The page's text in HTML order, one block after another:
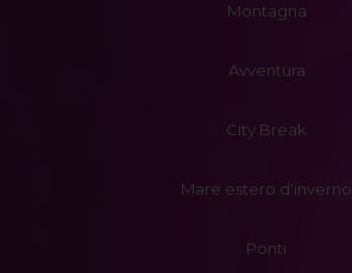
Montagna
Avventura
City Break
Mare estero d'inverno
Ponti